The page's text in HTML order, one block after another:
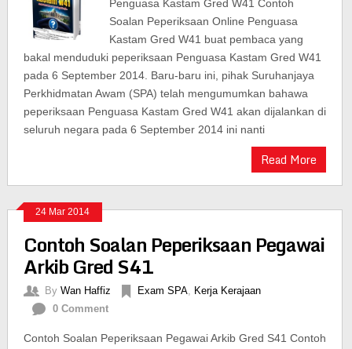
Penguasa Kastam Gred W41 Contoh
Soalan Peperiksaan Online Penguasa
Kastam Gred W41 buat pembaca yang
bakal menduduki peperiksaan Penguasa Kastam Gred W41
pada 6 September 2014. Baru-baru ini, pihak Suruhanjaya
Perkhidmatan Awam (SPA) telah mengumumkan bahawa
peperiksaan Penguasa Kastam Gred W41 akan dijalankan di
seluruh negara pada 6 September 2014 ini nanti
Read More
24 Mar 2014
Contoh Soalan Peperiksaan Pegawai
Arkib Gred S41
By Wan Haffiz Exam SPA, Kerja Kerajaan
0 Comment
Contoh Soalan Peperiksaan Pegawai Arkib Gred S41 Contoh